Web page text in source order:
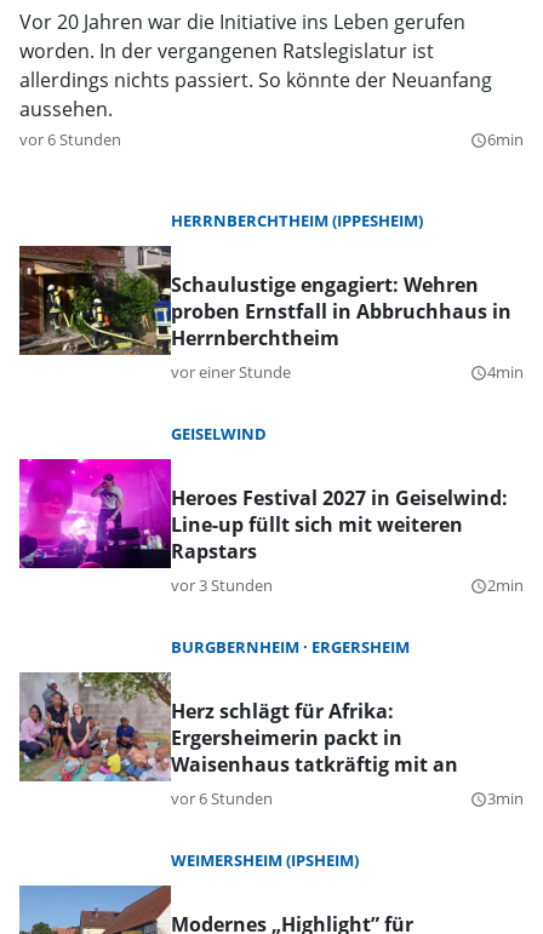
Vor 20 Jahren war die Initiative ins Leben gerufen
worden. In der vergangenen Ratslegislatur ist
allerdings nichts passiert. So könnte der Neuanfang
aussehen.
vor 6 Stunden query_builder6min
HERRNBERCHTHEIM (IPPESHEIM)
Schaulustige engagiert: Wehren
proben Ernstfall in Abbruchhaus in
Herrnberchtheim
vor einer Stunde query_builder4min
GEISELWIND
Heroes Festival 2027 in Geiselwind:
Line-up füllt sich mit weiteren
Rapstars
vor 3 Stunden query_builder2min
BURGBERNHEIM ERGERSHEIM
Herz schlägt für Afrika:
Ergersheimerin packt in
Waisenhaus tatkräftig mit an
vor 6 Stunden query_builder3min
WEIMERSHEIM (IPSHEIM)
Modernes „Highlight” für